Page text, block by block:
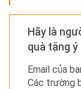
Hãy là
quà tặng ý
Email của
Các trường